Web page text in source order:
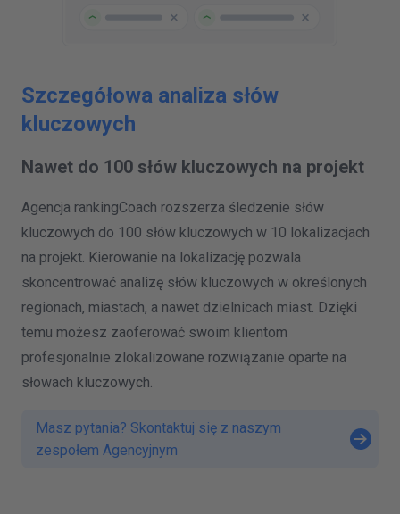
Szczegółowa analiza słów
kluczowych
Nawet do 100 słów kluczowych na projekt
Agencja rankingCoach rozszerza śledzenie słów
kluczowych do 100 słów kluczowych w 10 lokalizacjach
na projekt. Kierowanie na lokalizację pozwala
skoncentrować analizę słów kluczowych w określonych
regionach, miastach, a nawet dzielnicach miast. Dzięki
temu możesz zaoferować swoim klientom
profesjonalnie zlokalizowane rozwiązanie oparte na
słowach kluczowych.
Masz pytania? Skontaktuj się z naszym
zespołem Agencyjnym